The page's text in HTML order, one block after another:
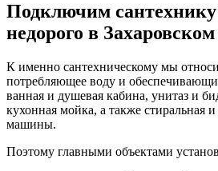
Подключим
недорого в
К именно сантехническому мы
потребляющее воду и
ванная и душевая кабина, унитаз и
кухонная мойка, а также стиральная
машины.
Поэтому главными объектами